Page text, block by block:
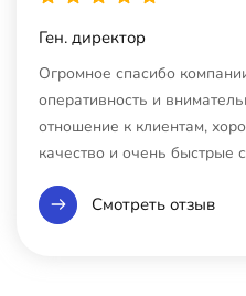
Ген. директор
Огромное спасибо
оперативность и
отношение к клиентам,
качество и очень быстрые
Смотреть отзыв